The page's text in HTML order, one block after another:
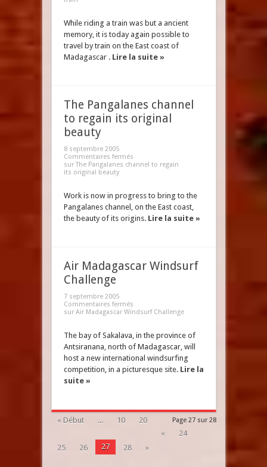
While riding a train was but a ancient
memory, it is today again possible to
travel by train on the East coast of
Madagascar . Lire la suite »
The Pangalanes channel
to regain its original
beauty
8 septembre 2005
Commentaires fermés
sur The Pangalanes channel to regain
its original beauty
Work is now in progress to bring to the
Pangalanes channel, on the East coast,
the beauty of its origins. Lire la suite »
Air Madagascar Windsurf
Challenge
7 septembre 2005
Commentaires fermés
sur Air Madagascar Windsurf Challenge
The bay of Sakalava, in the province of
Antsiranana, north of Madagascar, will
host a new international windsurfing
competition, in a picturesque site. Lire la
suite »
Page 27 sur 28
« Début ... 10
20
«
24
25
26 27 28 »